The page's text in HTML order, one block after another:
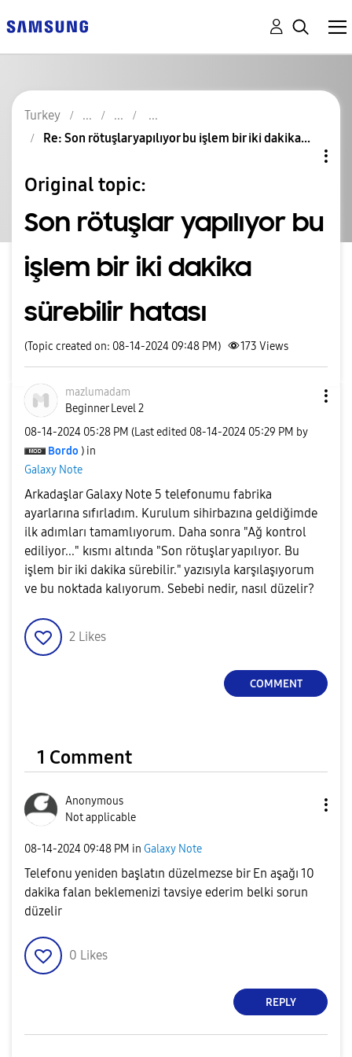
Turkey
Re: Son rötuşlar yapılıyor bu işlem bir iki dakika...
Original topic:
Son rötuşlar yapılıyor bu
işlem bir iki dakika
sürebilir hatası
(Topic created on: 08-14-2024 09:48 PM) 173 Views
mazlumadam
Beginner Level 2
‎08-14-2024 05:28 PM (Last edited ‎08-14-2024 05:29 PM by
Bordo ) in
Galaxy Note
Arkadaşlar Galaxy Note 5 telefonumu fabrika
ayarlarına sıfırladım. Kurulum sihirbazına geldiğimde
ilk adımları tamamlıyorum. Daha sonra "Ağ kontrol
ediliyor..." kısmı altında "Son rötuşlar yapılıyor. Bu
işlem bir iki dakika sürebilir." yazısıyla karşılaşıyorum
ve bu noktada kalıyorum. Sebebi nedir, nasıl düzelir?
2 Likes
COMMENT
1 Comment
Anonymous
Not applicable
‎08-14-2024 09:48 PM in Galaxy Note
Telefonu yeniden başlatın düzelmezse bir En aşağı 10
dakika falan beklemenizi tavsiye ederim belki sorun
düzelir
0 Likes
REPLY